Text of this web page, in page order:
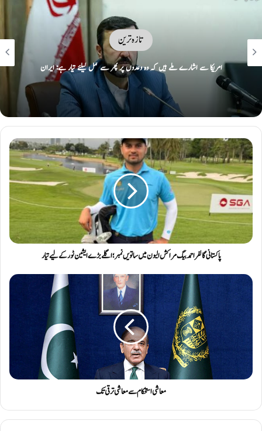
تازہ ترین
امریکا سے اشارے ملے ہیں کہ وہ وعدوں پر پھر سے عمل کیلئے تیار ہے: ایران
پاکستانی گالفر احمد بیگ مراکش الیون میں ساتویں نمبر؛ اگلے بڑے ایشین ٹور کے لیے تیار
معاشی استحکام سے معاشی ترقی تک